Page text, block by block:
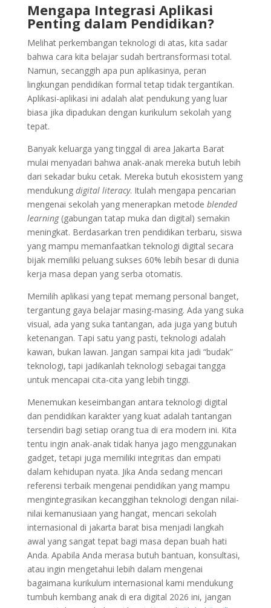
Mengapa Integrasi Aplikasi
Penting dalam Pendidikan?
Melihat perkembangan teknologi di atas, kita sadar
bahwa cara kita belajar sudah bertransformasi total.
Namun, secanggih apa pun aplikasinya, peran
lingkungan pendidikan formal tetap tidak tergantikan.
Aplikasi-aplikasi ini adalah alat pendukung yang luar
biasa jika dipadukan dengan kurikulum sekolah yang
tepat.
Banyak keluarga yang tinggal di area Jakarta Barat
mulai menyadari bahwa anak-anak mereka butuh lebih
dari sekadar buku cetak. Mereka butuh ekosistem yang
mendukung digital literacy. Itulah mengapa pencarian
mengenai sekolah yang menerapkan metode blended
learning(gabungan tatap muka dan digital) semakin
meningkat. Berdasarkan tren pendidikan terbaru, siswa
yang mampu memanfaatkan teknologi digital secara
bijak memiliki peluang sukses 60% lebih besar di dunia
kerja masa depan yang serba otomatis.
Memilih aplikasi yang tepat memang personal banget,
tergantung gaya belajar masing-masing. Ada yang suka
visual, ada yang suka tantangan, ada juga yang butuh
ketenangan. Tapi satu yang pasti, teknologi adalah
kawan, bukan lawan. Jangan sampai kita jadi “budak”
teknologi, tapi jadikanlah teknologi sebagai tangga
untuk mencapai cita-cita yang lebih tinggi.
Menemukan keseimbangan antara teknologi digital
dan pendidikan karakter yang kuat adalah tantangan
tersendiri bagi setiap orang tua di era modern ini. Kita
tentu ingin anak-anak tidak hanya jago menggunakan
gadget, tetapi juga memiliki integritas dan empati
dalam kehidupan nyata. Jika Anda sedang mencari
referensi terbaik mengenai pendidikan yang mampu
mengintegrasikan kecanggihan teknologi dengan nilai-
nilai kemanusiaan yang hangat, mencari sekolah
internasional di jakarta barat bisa menjadi langkah
awal yang sangat tepat bagi masa depan buah hati
Anda. Apabila Anda merasa butuh bantuan, konsultasi,
atau ingin mengetahui lebih dalam mengenai
bagaimana kurikulum internasional kami mendukung
tumbuh kembang anak di era digital 2026 ini, jangan